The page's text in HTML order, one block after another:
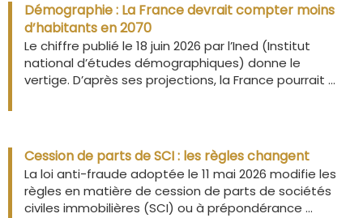
Démographie : La France devrait compter moins
d’habitants en 2070
Le chiffre publié le 18 juin 2026 par l’Ined (Institut
national d’études démographiques) donne le
vertige. D’après ses projections, la France pourrait ...
Cession de parts de SCI : les règles changent
La loi anti-fraude adoptée le 11 mai 2026 modifie les
règles en matière de cession de parts de sociétés
civiles immobilières (SCI) ou à prépondérance ...